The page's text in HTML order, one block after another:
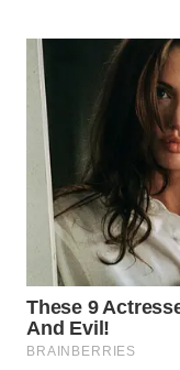
até ficarem
aqueça o gravy,
brilhante e fluido
sem destruir sua
🍟
O
O queijo
sumir